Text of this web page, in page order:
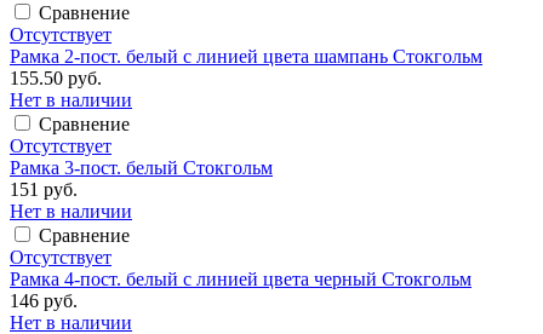
Сравнение
Отсутствует
Рамка 2-пост. белый с линией цвета шампань Стокгольм
155.50 руб.
Нет в наличии
Сравнение
Отсутствует
Рамка 3-пост. белый Стокгольм
151 руб.
Нет в наличии
Сравнение
Отсутствует
Рамка 4-пост. белый с линией цвета черный Стокгольм
146 руб.
Нет в наличии